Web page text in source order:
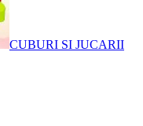
CUBURI SI JUCARII